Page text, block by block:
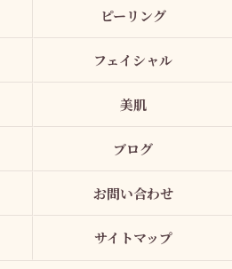
ピーリング
フェイシャル
美肌
ブログ
お問い合わせ
サイトマップ